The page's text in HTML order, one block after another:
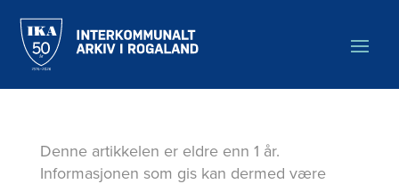
hovedinnholdet
Denne artikkelen er eldre enn 1 år.
Informasjonen som gis kan dermed være